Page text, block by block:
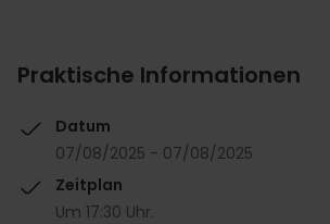
Praktische Informationen
Datum
07/08/2025 - 07/08/2025
Zeitplan
Um 17:30 Uhr.